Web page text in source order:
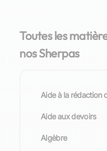
Toutes les
nos Sherpas
Aide à la rédaction
Aide aux devoirs
Algèbre